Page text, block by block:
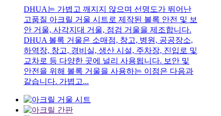
DHUA는 가볍고 깨지지 않으며 선명도가 뛰어난
고품질 아크릴 거울 시트로 제작된 볼록 안전 및 보
안 거울, 사각지대 거울, 점검 거울을 제조합니다.
DHUA 볼록 거울은 소매점, 창고, 병원, 공공장소,
하역장, 창고, 경비실, 생산 시설, 주차장, 진입로 및
교차로 등 다양한 곳에 널리 사용됩니다. 보안 및
안전을 위해 볼록 거울을 사용하는 이점은 다음과
같습니다. 가볍고...